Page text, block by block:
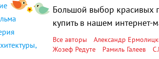
Большой выбор красивых
купить в нашем интернет-
Все авторы Александр
Жозеф Редуте
Рамиль Галеев